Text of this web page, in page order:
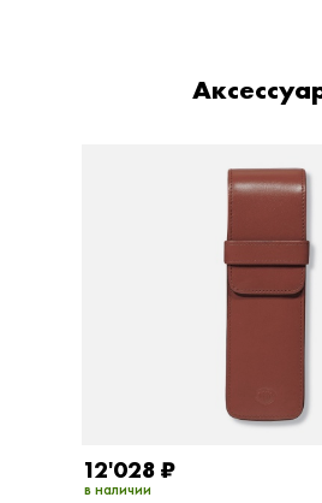
12'028 ₽
в наличии